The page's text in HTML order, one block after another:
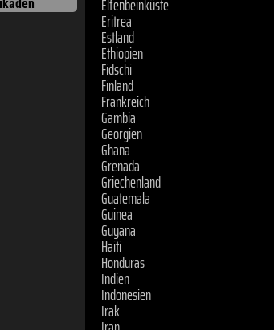
Eritrea
Estland
Ethiopien
Fidschi
Finland
Frankreich
Gambia
Georgien
Ghana
Grenada
Griechenland
Guatemala
Guinea
Guyana
Haiti
Honduras
Indien
Indonesien
Irak
Iran